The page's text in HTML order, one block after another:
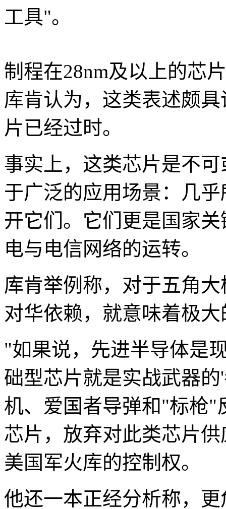
工具"。
制程在28nm及以上的芯
库肯认为，这类表述颇
片已经过时。
事实上，这类芯片是不
于广泛的应用场景：几
开它们。它们更是国家
电与电信网络的运转。
库肯举例称，对于五角
对华依赖，就意味着极
"如果说，先进半导体是
础型芯片就是实战武器
机、爱国者导弹和"标枪"
芯片，放弃对此类芯片
美国军火库的控制权。
他还一本正经分析称，